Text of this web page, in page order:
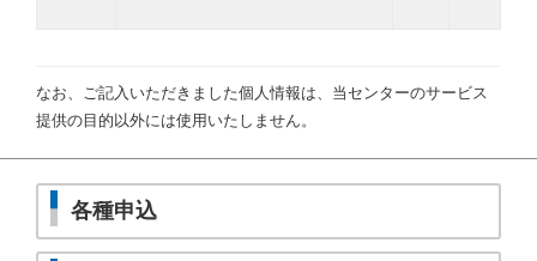
なお、ご記入いただきました個人情報は、当センターのサービス
提供の目的以外には使用いたしません。
各種申込